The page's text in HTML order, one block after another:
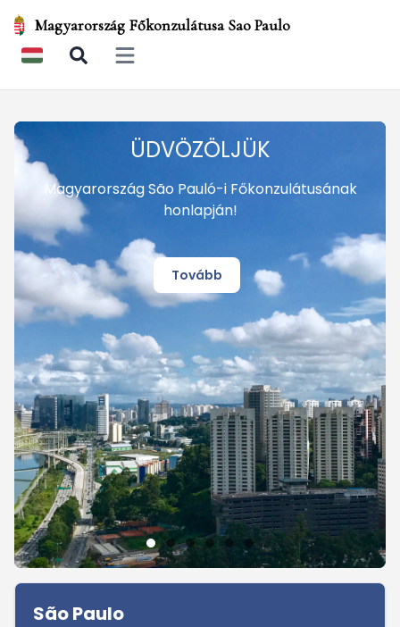
Magyarország Főkonzulátusa Sao Paulo
Open main menu
ÜDVÖZÖLJÜK
Magyarország São Pauló-i Főkonzulátusának
honlapján!
Tovább
Sidebar
São Paulo